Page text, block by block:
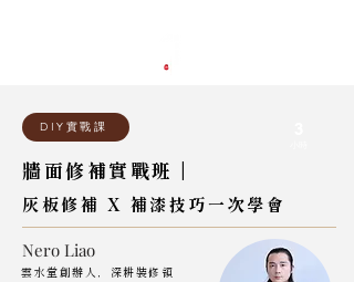
DIY實戰課
牆面修補實戰班 |
灰板修補 X 補漆技巧一次學會
Nero Liao
雲水堂創辦人，深耕裝修領